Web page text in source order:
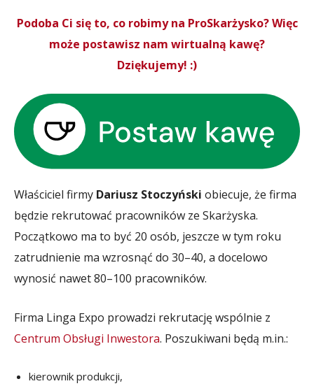
Podoba Ci się to, co robimy na ProSkarżysko? Więc
może postawisz nam wirtualną kawę?
Dziękujemy! :)
Właściciel firmy Dariusz Stoczyński obiecuje, że firma
będzie rekrutować pracowników ze Skarżyska.
Początkowo ma to być 20 osób, jeszcze w tym roku
zatrudnienie ma wzrosnąć do 30–40, a docelowo
wynosić nawet 80–100 pracowników.
Firma Linga Expo prowadzi rekrutację wspólnie z
Centrum Obsługi Inwestora. Poszukiwani będą m.in.:
kierownik produkcji,